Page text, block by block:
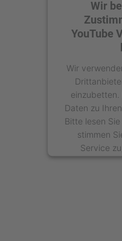
Wir
YouTube
Wir
einzubetten.
Daten zu
Bitte lesen
stimmen
Service